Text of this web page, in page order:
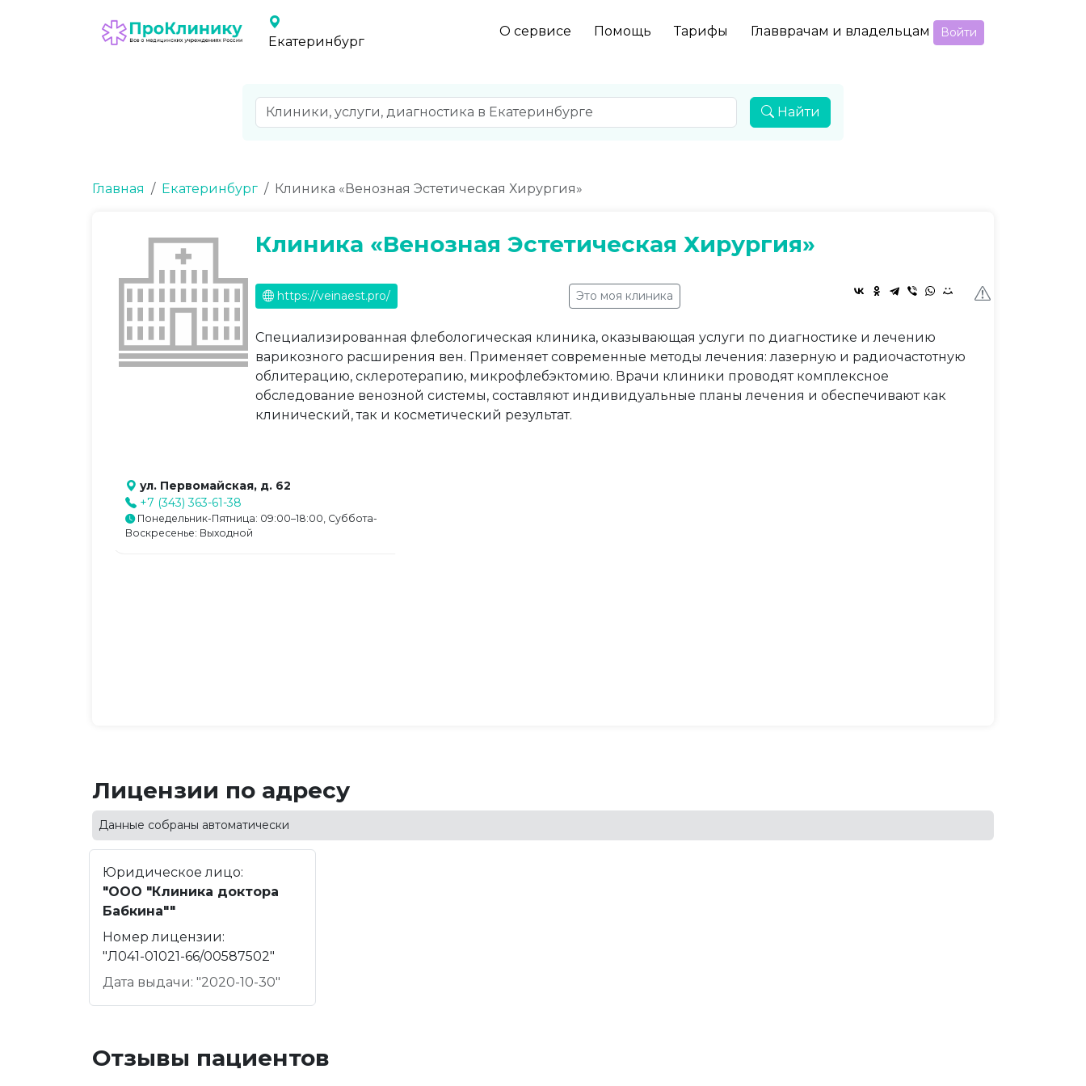
Екатеринбург
О сервисе Помощь Тарифы Главврачам и владельцам Войти
Найти
Главная Екатеринбург Клиника «Венозная Эстетическая Хирургия»
Клиника «Венозная Эстетическая Хирургия»
https://veinaest.pro/ Это моя клиника
Специализированная флебологическая клиника, оказывающая услуги по диагностике и лечению
варикозного расширения вен. Применяет современные методы лечения: лазерную и радиочастотную
облитерацию, склеротерапию, микрофлебэктомию. Врачи клиники проводят комплексное
обследование венозной системы, составляют индивидуальные планы лечения и обеспечивают как
клинический, так и косметический результат.
ул. Первомайская, д. 62
+7 (343) 363-61-38
Понедельник-Пятница: 09:00–18:00, Суббота-
Воскресенье: Выходной
Лицензии по адресу
Данные собраны автоматически
Юридическое лицо:
"ООО "Клиника доктора
Бабкина""
Номер лицензии:
"Л041-01021-66/00587502"
Дата выдачи: "2020-10-30"
Отзывы пациентов